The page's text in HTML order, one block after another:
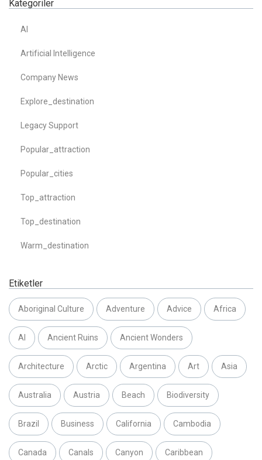
Kategoriler
AI
Artificial Intelligence
Company News
Explore_destination
Legacy Support
Popular_attraction
Popular_cities
Top_attraction
Top_destination
Warm_destination
Etiketler
Aboriginal Culture Adventure Advice Africa
AI Ancient Ruins Ancient Wonders
Architecture Arctic Argentina Art Asia
Australia Austria Beach Biodiversity
Brazil Business California Cambodia
Canada Canals Canyon Caribbean